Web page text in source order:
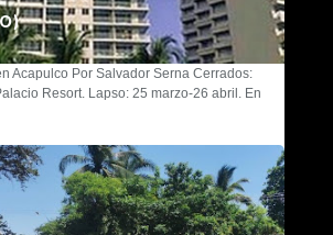
Acapulco Por Salvador Serna Cerrados:
Resort. Lapso: 25 marzo-26 abril. En